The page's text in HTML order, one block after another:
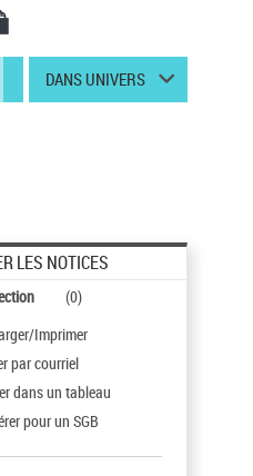
DANS UNIVERS
LES NOTICES
(0)
Imprimer
par courriel
dans un tableau
pour un SGB